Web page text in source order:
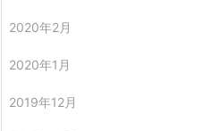
2020年2月
2020年1月
2019年12月